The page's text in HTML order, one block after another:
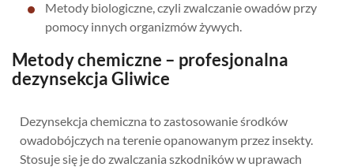
Metody biologiczne, czyli zwalczanie owadów przy
pomocy innych organizmów żywych.
Metody chemiczne – profesjonalna
dezynsekcja Gliwice
Dezynsekcja chemiczna to zastosowanie środków
owadobójczych na terenie opanowanym przez insekty.
Stosuje się je do zwalczania szkodników w uprawach